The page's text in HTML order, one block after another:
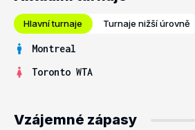
Hlavní turnaje Turnaje nižší úrovně
Montreal
Toronto WTA
Vzájemné zápasy